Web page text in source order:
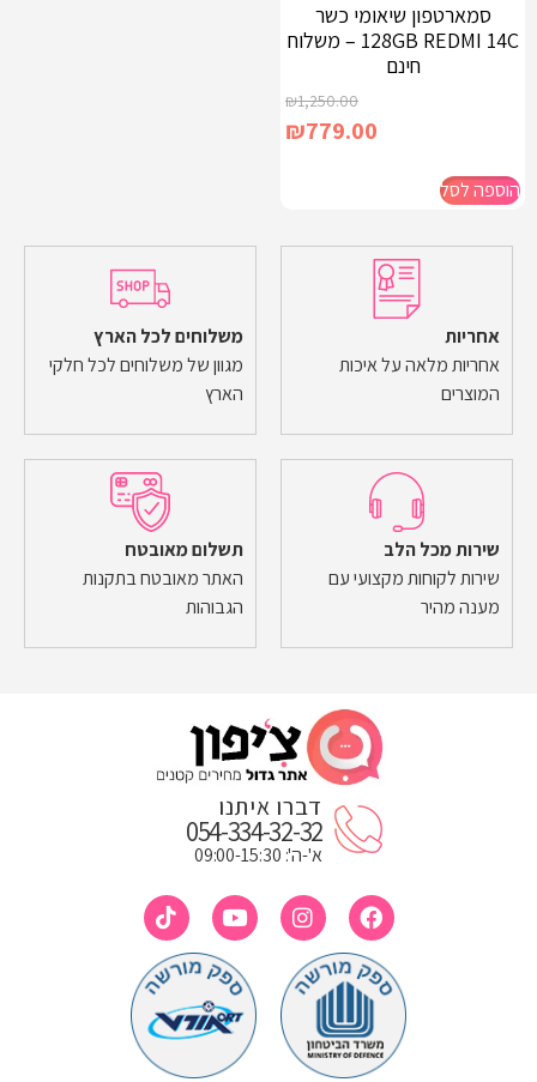
סמארטפון שיאומי כשר
128GB REDMI 14C – משלוח
חינם
₪1,250.00
₪779.00
הוספה לסל
אחריות
אחריות מלאה על איכות
המוצרים
משלוחים לכל הארץ
מגוון של משלוחים לכל חלקי
הארץ
שירות מכל הלב
שירות לקוחות מקצועי עם
מענה מהיר
תשלום מאובטח
האתר מאובטח בתקנות
הגבוהות
דברו איתנו
054-334-32-32
א'-ה': 09:00-15:30